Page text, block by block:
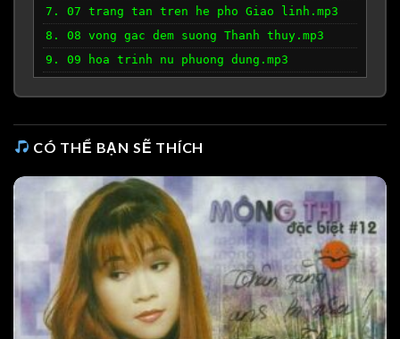
7. 07 trang tan tren he pho Giao linh.mp3
8. 08 vong gac dem suong Thanh thuy.mp3
9. 09 hoa trinh nu phuong dung.mp3
13. 13 dem tam su Thanh thuy.mp3
14. 14 doi thong hai mo Da huong.mp3
15. 15 muoi nam tai ngo Phuong dung.mp3
CÓ THỂ BẠN SẼ THÍCH